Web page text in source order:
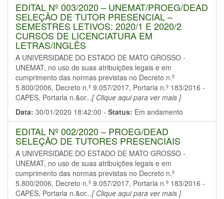
EDITAL Nº 003/2020 – UNEMAT/PROEG/DEAD
SELEÇÃO DE TUTOR PRESENCIAL –
SEMESTRES LETIVOS: 2020/1 E 2020/2
CURSOS DE LICENCIATURA EM
LETRAS/INGLÊS
A UNIVERSIDADE DO ESTADO DE MATO GROSSO -
UNEMAT, no uso de suas atribuições legais e em
cumprimento das normas previstas no Decreto n.º
5.800/2006, Decreto n.º 9.057/2017, Portaria n.º 183/2016 -
CAPES, Portaria n.&or...[ Clique aqui para ver mais ]
Data: 30/01/2020 18:42:00 - Status: Em andamento
EDITAL Nº 002/2020 – PROEG/DEAD
SELEÇÃO DE TUTORES PRESENCIAIS
A UNIVERSIDADE DO ESTADO DE MATO GROSSO -
UNEMAT, no uso de suas atribuições legais e em
cumprimento das normas previstas no Decreto n.º
5.800/2006, Decreto n.º 9.057/2017, Portaria n.º 183/2016 -
CAPES, Portaria n.&or...[ Clique aqui para ver mais ]